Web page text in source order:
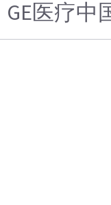
GE医疗中